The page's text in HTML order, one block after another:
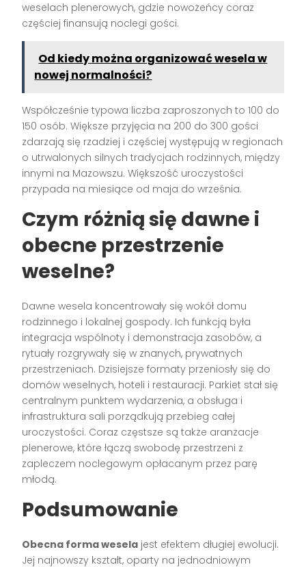
weselach plenerowych, gdzie nowożeńcy coraz
częściej finansują noclegi gości.
Od kiedy można organizować wesela w
nowej normalności?
Współcześnie typowa liczba zaproszonych to 100 do
150 osób. Większe przyjęcia na 200 do 300 gości
zdarzają się rzadziej i częściej występują w regionach
o utrwalonych silnych tradycjach rodzinnych, między
innymi na Mazowszu. Większość uroczystości
przypada na miesiące od maja do września.
Czym różnią się dawne i
obecne przestrzenie
weselne?
Dawne wesela koncentrowały się wokół domu
rodzinnego i lokalnej gospody. Ich funkcją była
integracja wspólnoty i demonstracja zasobów, a
rytuały rozgrywały się w znanych, prywatnych
przestrzeniach. Dzisiejsze formaty przeniosły się do
domów weselnych, hoteli i restauracji. Parkiet stał się
centralnym punktem wydarzenia, a obsługa i
infrastruktura sali porządkują przebieg całej
uroczystości. Coraz częstsze są także aranżacje
plenerowe, które łączą swobodę przestrzeni z
zapleczem noclegowym opłacanym przez parę
młodą.
Podsumowanie
Obecna forma wesela jest efektem długiej ewolucji.
Jej najnowszy kształt, oparty na jednodniowym